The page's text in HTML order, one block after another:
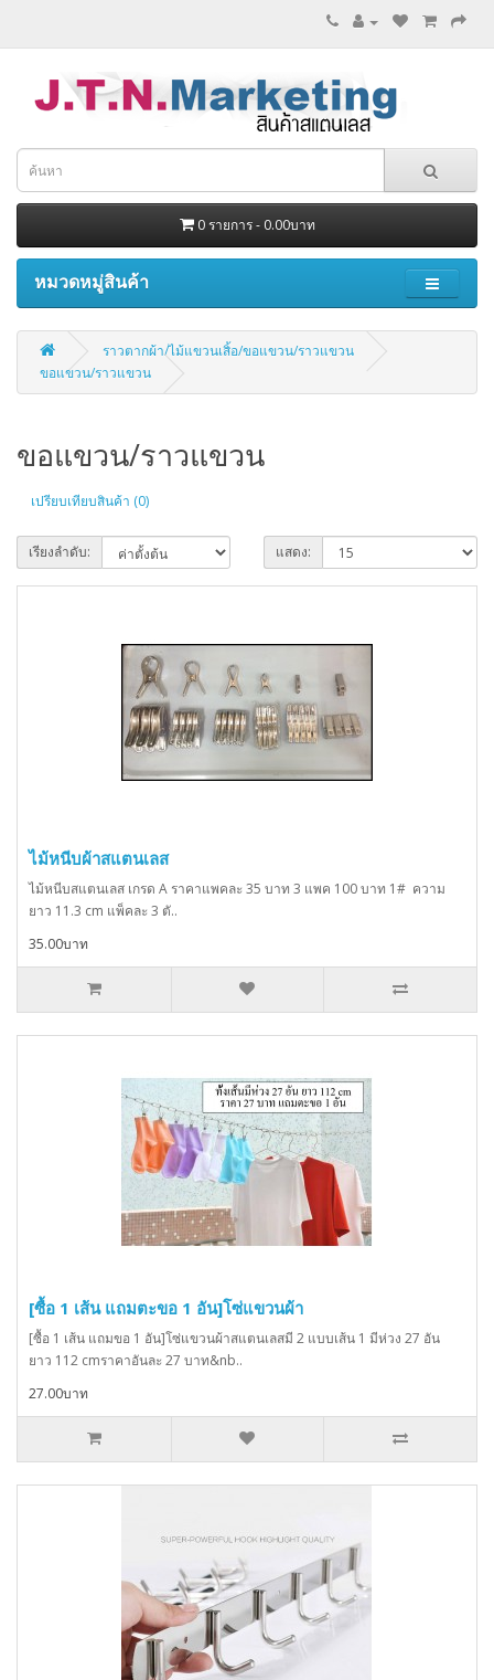
0 รายการ - 0.00บาท
หมวดหมู่สินค้า
ราวตากผ้า/ไม้แขวนเสิ้อ/ขอแขวน/ราวแขวน
ขอแขวน/ราวแขวน
ขอแขวน/ราวแขวน
เปรียบเทียบสินค้า (0)
เรียงลำดับ: แสดง:
ไม้หนีบผ้าสแตนเลส
ไม้หนีบสแตนเลส เกรด A ราคาแพคละ 35 บาท 3 แพค 100 บาท 1# ความ
ยาว 11.3 cm แพ็คละ 3 ตั..
35.00บาท
[ซื้อ 1 เส้น แถมตะขอ 1 อัน]โซ่แขวนผ้า
[ซื้อ 1 เส้น แถมขอ 1 อัน]โซ่แขวนผ้าสแตนเลสมี 2 แบบเส้น 1 มีห่วง 27 อัน
ยาว 112 cmราคาอันละ 27 บาท&nb..
27.00บาท